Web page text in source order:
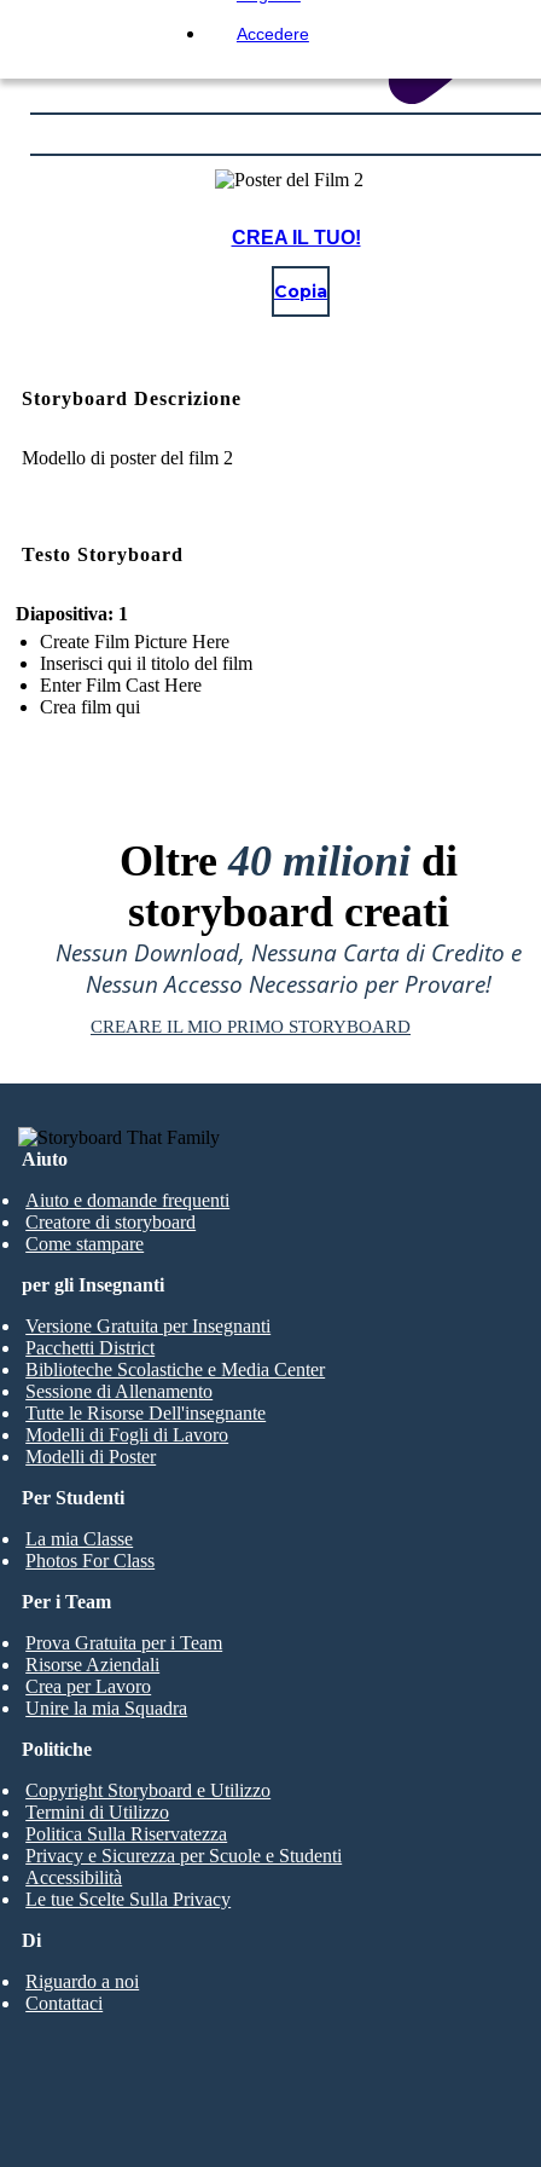
Accedere
CREA IL TUO!
Copia
Storyboard Descrizione
Modello di poster del film 2
Testo Storyboard
Diapositiva: 1
Create Film Picture Here
Inserisci qui il titolo del film
Enter Film Cast Here
Crea film qui
Oltre40 milioni di
storyboard creati
Nessun Download, Nessuna Carta di Credito e
Nessun Accesso Necessario per Provare!
CREARE IL MIO PRIMO STORYBOARD
Aiuto
Aiuto e domande frequenti
Creatore di storyboard
Come stampare
Per Studenti
La mia Classe
Photos For Class
per gli Insegnanti
Versione Gratuita per Insegnanti
Pacchetti District
Biblioteche Scolastiche e Media Center
Sessione di Allenamento
Tutte le Risorse Dell'insegnante
Modelli di Fogli di Lavoro
Modelli di Poster
Per i Team
Prova Gratuita per i Team
Risorse Aziendali
Crea per Lavoro
Unire la mia Squadra
Di
Riguardo a noi
Contattaci
Politiche
Copyright Storyboard e Utilizzo
Termini di Utilizzo
Politica Sulla Riservatezza
Privacy e Sicurezza per Scuole e Studenti
Accessibilità
Le tue Scelte Sulla Privacy